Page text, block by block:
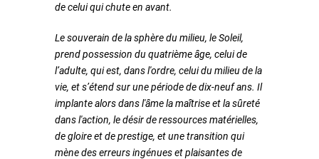
de celui qui chute en avant.
Le souverain de la sphère du milieu, le Soleil,
prend possession du quatrième âge, celui de
l’adulte, qui est, dans l'ordre, celui du milieu de la
vie, et s’étend sur une période de dix-neuf ans. Il
implante alors dans l'âme la maîtrise et la sûreté
dans l'action, le désir de ressources matérielles,
de gloire et de prestige, et une transition qui
mène des erreurs ingénues et plaisantes de